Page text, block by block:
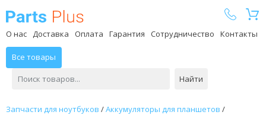
О нас Доставка Оплата Гарантия Сотрудничество Контакты
Все товары
Найти
Запчасти для ноутбуков /Аккумуляторы для планшетов /